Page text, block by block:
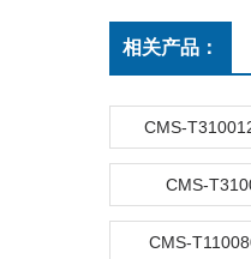
相关产品：
CMS-
CMS-
CMS-